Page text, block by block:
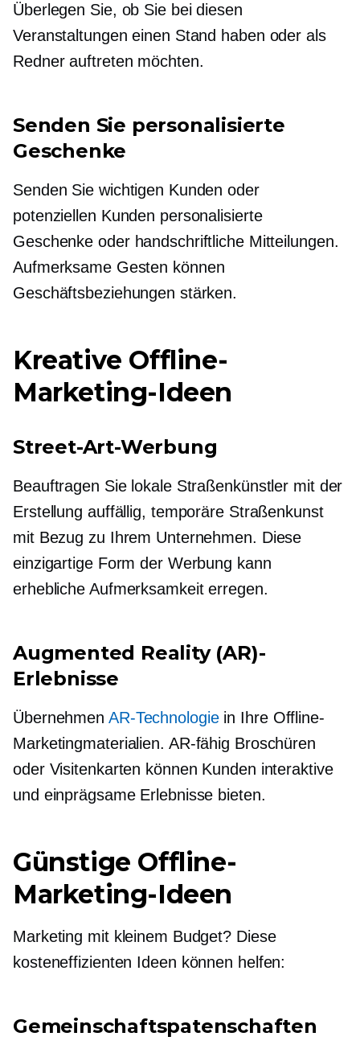
Überlegen Sie, ob Sie bei diesen
Veranstaltungen einen Stand haben oder als
Redner auftreten möchten.
Senden Sie personalisierte
Geschenke
Senden Sie wichtigen Kunden oder
potenziellen Kunden personalisierte
Geschenke oder handschriftliche Mitteilungen.
Aufmerksame Gesten können
Geschäftsbeziehungen stärken.
Kreative Offline-
Marketing-Ideen
Street-Art-Werbung
Beauftragen Sie lokale Straßenkünstler mit der
Erstellung auffällig, temporäre Straßenkunst
mit Bezug zu Ihrem Unternehmen. Diese
einzigartige Form der Werbung kann
erhebliche Aufmerksamkeit erregen.
Augmented Reality (AR)-
Erlebnisse
Übernehmen AR-Technologiein Ihre Offline-
Marketingmaterialien. AR-fähig Broschüren
oder Visitenkarten können Kunden interaktive
und einprägsame Erlebnisse bieten.
Günstige Offline-
Marketing-Ideen
Marketing mit kleinem Budget? Diese
kosteneffizienten Ideen können helfen:
Gemeinschaftspatenschaften